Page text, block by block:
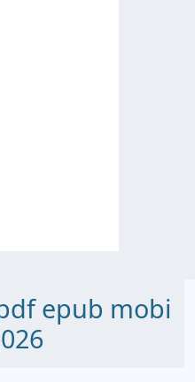
epub mobi